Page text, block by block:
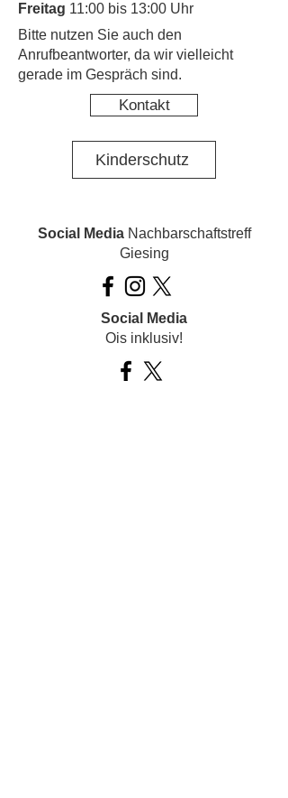
Freitag 11:00 bis 13:00 Uhr
​Bitte nutzen Sie auch den
Anrufbeantworter, da wir vielleicht
gerade im Gespräch sind.
Kontakt
Kinderschutz
Social MediaNachbarschaftstreff
Giesing
Social Media
Ois inklusiv!